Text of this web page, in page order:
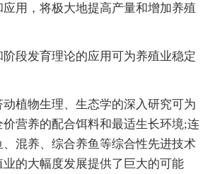
用，将极大地提高产量和增加养殖
发育理论的应用可为养殖业稳定
物生理、生态学的深入研究可为
营养的配合饵料和最适生长环境;连
、混养、综合养鱼等综合性先进技术
的大幅度发展提供了巨大的可能